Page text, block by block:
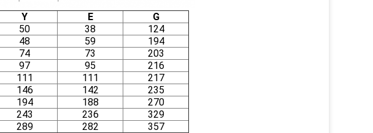
Y E
G
50 38
124
48 59
194
74 73
203
97 95
216
111 111
217
146 142
235
194 188
270
243 236
329
289 282 357